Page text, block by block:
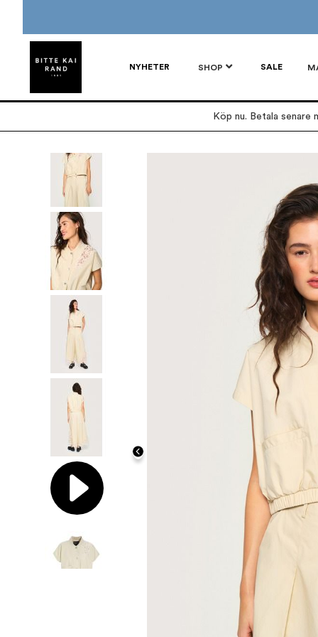
NYHETER SHOP SALE
Köp nu. Betala senare
bildgalleriet